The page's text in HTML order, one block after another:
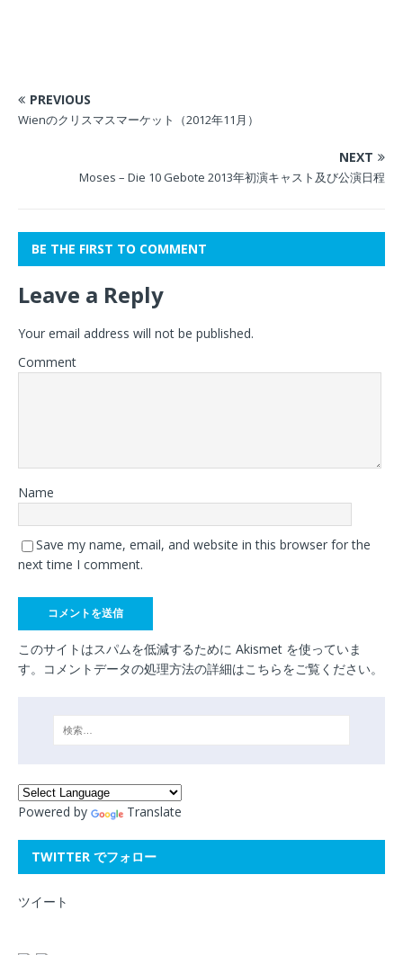
PREVIOUS
Wienのクリスマスマーケット（2012年11月）
NEXT
Moses – Die 10 Gebote 2013年初演キャスト及び公演日程
BE THE FIRST TO COMMENT
Leave a Reply
Your email address will not be published.
Comment
Name
Save my name, email, and website in this browser for the
next time I comment.
このサイトはスパムを低減するために Akismet を使っていま
す。 コメントデータの処理方法の詳細はこちらをご覧ください。
Powered by Translate
TWITTER でフォロー
ツイート